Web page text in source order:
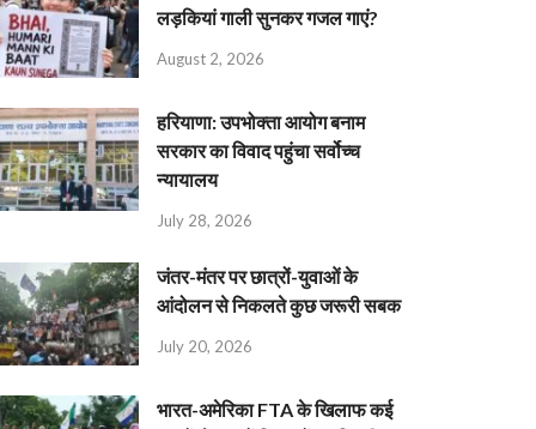
लड़कियां गाली सुनकर गजल गाएं?
August 2, 2026
हरियाणा: उपभोक्ता आयोग बनाम
सरकार का विवाद पहुंचा सर्वोच्च
न्यायालय
July 28, 2026
जंतर-मंतर पर छात्रों-युवाओं के
आंदोलन से निकलते कुछ जरूरी सबक
July 20, 2026
भारत-अमेरिका FTA के खिलाफ कई